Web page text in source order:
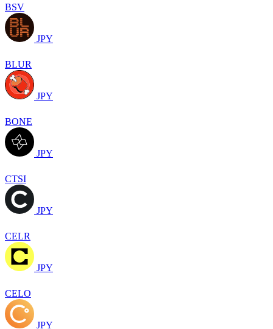
BSV
JPY
BLUR
JPY
BONE
JPY
CTSI
JPY
CELR
JPY
CELO
JPY